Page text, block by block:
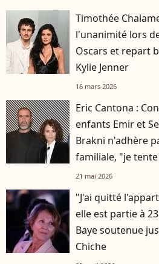
Timothée
l'unanimité lors
Oscars et repart
Kylie Jenner
16 mars 2026
Eric Cantona :
enfants Emir et
Brakni n'adhère
familiale, "je
d'avis"
21 mai 2026
"J'ai quitté
elle est partie à
Baye soutenue
Chiche